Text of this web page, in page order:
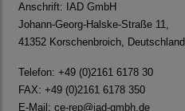
Anschrift: IAD GmbH
Johann-Georg-Halske-Straße 11,
41352 Korschenbroich, Deutschland
Telefon: +49 (0)2161 6178 30
FAX: +49 (0)2161 6178 350
E-Mail: ce-rep@iad-gmbh.de